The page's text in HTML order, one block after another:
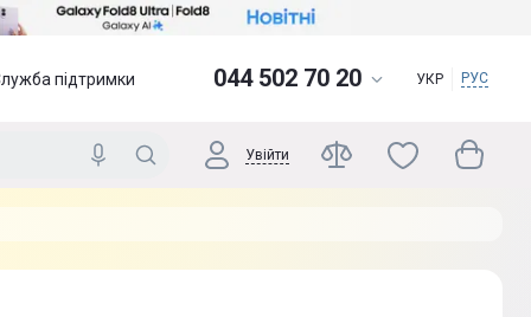
підтримки 044 502 70 20 УКР РУС
Увійти